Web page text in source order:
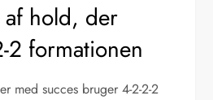
af hold, der
2 formationen
med succes bruger 4-2-2-2